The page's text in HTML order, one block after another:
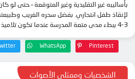
الحلقة 24
الحلقة 26
الحلقة 27
بأساليبه غير التقليدية وغير المتوقعة – حتى لو
لإنقاذ طفل انتحاري. بفضل سحره الغريب
3-4 ببطء مدى متعة المدرسة عندما تكون تلاميذ المعلم العظيم أونيزوكا.
WhatsApp Pinterest
الشخصيات وممثلي الأصوات